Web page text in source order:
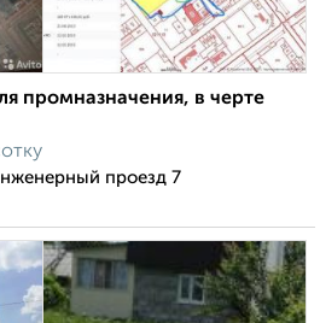
промназначения, в черте
проезд 7